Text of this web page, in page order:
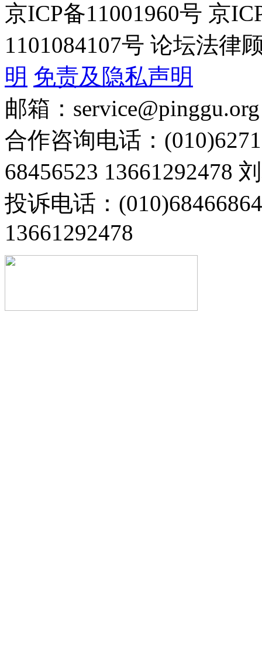
京ICP备11001960号 京
1101084107号 论坛法律
明 免责及隐私声明
邮箱：service@pinggu.org
合作咨询电话：
68456523 13661292478
投诉电话：
13661292478